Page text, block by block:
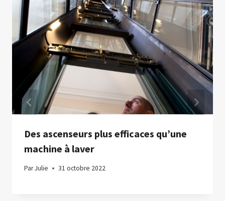
Des ascenseurs plus efficaces qu’une
machine à laver
ParJulie 31 octobre 2022